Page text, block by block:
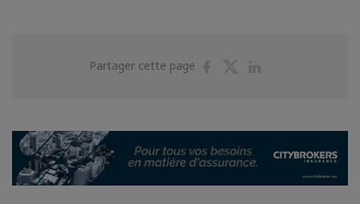
Partager cette page
PartagerPartager